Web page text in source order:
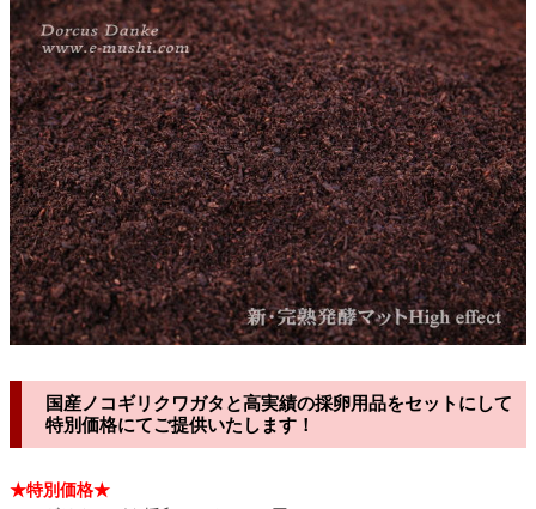
国産ノコギリクワガタと高実績の採卵用品をセットにして
特別価格にてご提供いたします！
★特別価格★